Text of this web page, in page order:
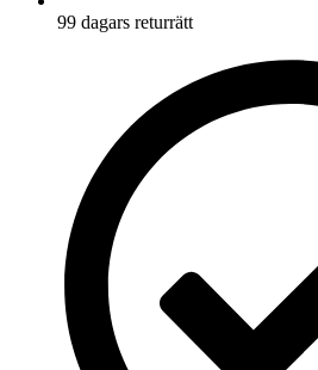
99 dagars returrätt